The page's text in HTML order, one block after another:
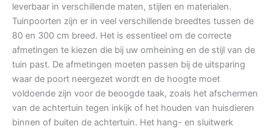
leverbaar in verschillende maten, stijlen en materialen.
Tuinpoorten zijn er in veel verschillende breedtes tussen de
80 en 300 cm breed. Het is essentieel om de correcte
afmetingen te kiezen die bij uw omheining en de stijl van de
tuin past. De afmetingen moeten passen bij de uitsparing
waar de poort neergezet wordt en de hoogte moet
voldoende zijn voor de beoogde taak, zoals het afschermen
van de achtertuin tegen inkijk of het houden van huisdieren
binnen of buiten de achtertuin. Het hang- en sluitwerk